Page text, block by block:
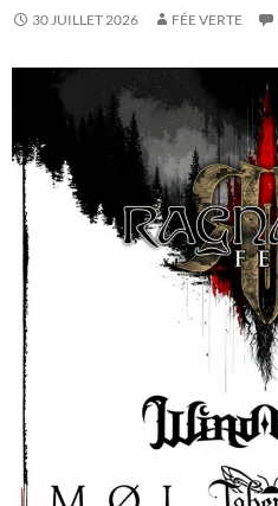
30 JUILLET 2026 FÉE VERTE